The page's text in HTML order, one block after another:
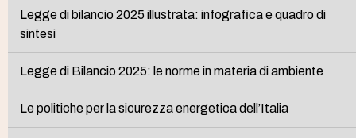
Legge di bilancio 2025 illustrata: infografica e quadro di
sintesi
Legge di Bilancio 2025: le norme in materia di ambiente
Le politiche per la sicurezza energetica dell’Italia